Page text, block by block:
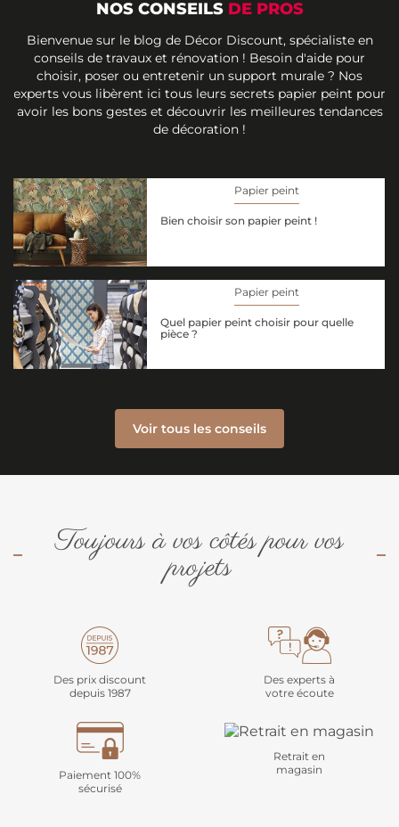
NOS CONSEILS DE PROS
Bienvenue sur le blog de Décor Discount, spécialiste en
conseils de travaux et rénovation ! Besoin d'aide pour
choisir, poser ou entretenir un support murale ? Nos
experts vous libèrent ici tous leurs secrets papier peint pour
avoir les bons gestes et découvrir les meilleures tendances
de décoration !
Papier peint
Bien choisir son papier peint !
Papier peint
Quel papier peint choisir pour quelle
pièce ?
Voir tous les conseils
Toujours à vos côtés pour vos
projets
Des prix discount
depuis 1987
Des experts à
votre écoute
Paiement 100%
sécurisé
Retrait en
magasin